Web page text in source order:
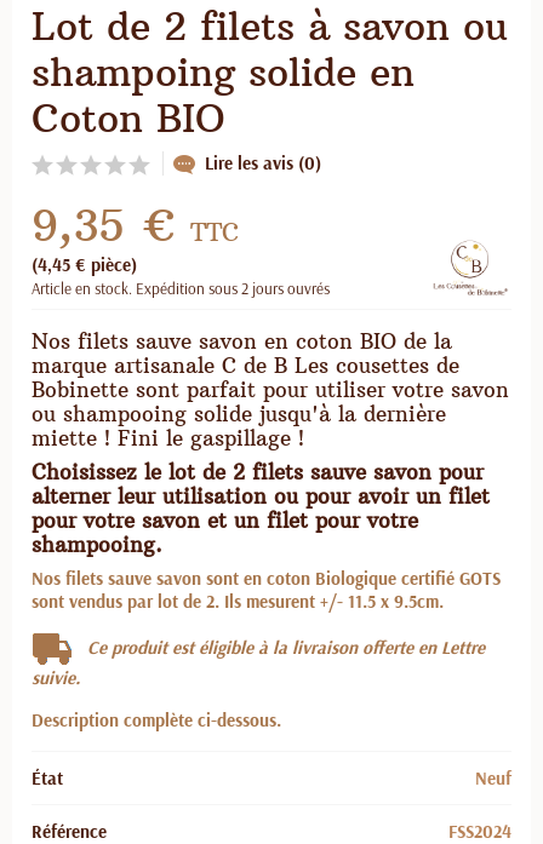
Lot de 2 filets à savon ou
shampoing solide en
Coton BIO
Lire les avis (0)
9,35 € TTC
(4,45 € pièce)
Article en stock. Expédition sous 2 jours ouvrés
Nos filets sauve savon en coton BIO de la
marque artisanale C de B Les cousettes de
Bobinette sont parfait pour utiliser votre savon
ou shampooing solide jusqu'à la dernière
miette ! Fini le gaspillage !
Choisissez le lot de 2 filets sauve savon pour
alterner leur utilisation ou pour avoir un filet
pour votre savon et un filet pour votre
shampooing.
Nos filets sauve savon sont en coton Biologique certifié GOTS
sont vendus par lot de 2. Ils mesurent +/- 11.5 x 9.5cm.
Ce produit est éligible à la livraison offerte en Lettre
suivie.
Description complète ci-dessous.
État Neuf
Référence FSS2024